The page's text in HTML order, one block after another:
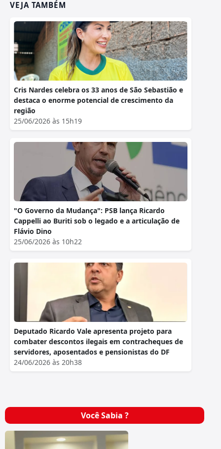
VEJA TAMBÉM
Cris Nardes celebra os 33 anos de São Sebastião e
destaca o enorme potencial de crescimento da
região
25/06/2026 às 15h19
"O Governo da Mudança": PSB lança Ricardo
Cappelli ao Buriti sob o legado e a articulação de
Flávio Dino
25/06/2026 às 10h22
Deputado Ricardo Vale apresenta projeto para
combater descontos ilegais em contracheques de
servidores, aposentados e pensionistas do DF
24/06/2026 às 20h38
Você Sabia ?